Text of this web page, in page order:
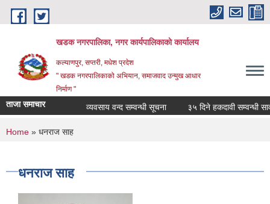
Skip to main content
खडक नगरपालिका, नगर कार्यपालिकाकाे कार्यालय
कल्याणपुर, सप्तरी, मधेश प्रदेश
" खडक नगरपालिकाको अभियान, समाजवाद उन्मुख आधार
निर्माण "
ताजा समाचार व्यवसाय वन्द सम्वन्धी सूचना ३५ दिने हकदावी सम्वन्धी
You are here
Home » धनराज साह
धनराज साह